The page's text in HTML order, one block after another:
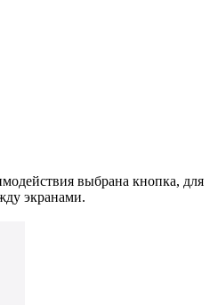
выбрана кнопка, для
экранами.